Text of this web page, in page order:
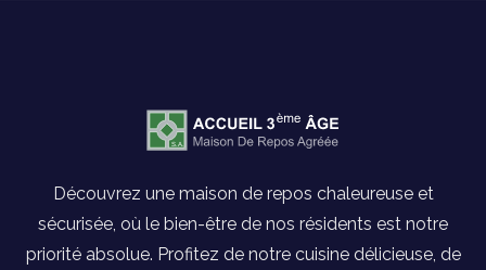
Découvrez une maison de repos chaleureuse et
sécurisée, où le bien-être de nos résidents est notre
priorité absolue. Profitez de notre cuisine délicieuse, de